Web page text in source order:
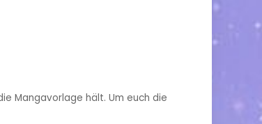
Mangavorlage hält. Um euch die